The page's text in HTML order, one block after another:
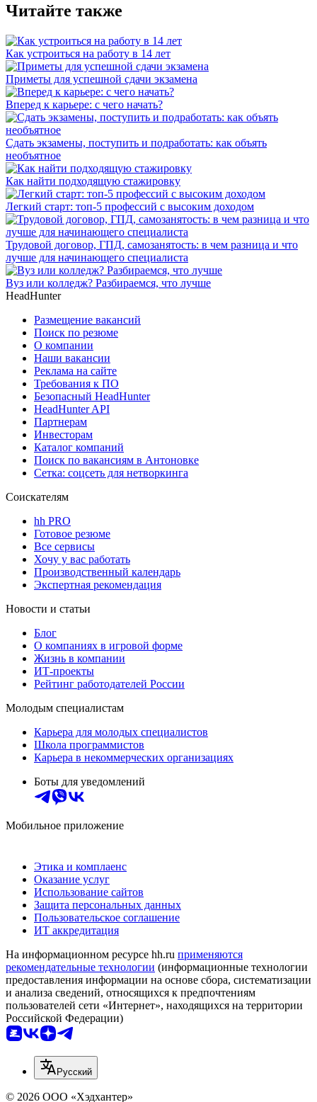
Читайте также
Как устроиться на работу в 14 лет
Приметы для успешной сдачи экзамена
Вперед к карьере: с чего начать?
Сдать экзамены, поступить и подработать: как объять
необъятное
Как найти подходящую стажировку
Легкий старт: топ-5 профессий с высоким доходом
Трудовой договор, ГПД, самозанятость: в чем разница и что
лучше для начинающего специалиста
Вуз или колледж? Разбираемся, что лучше
HeadHunter
Размещение вакансий
Поиск по резюме
О компании
Наши вакансии
Реклама на сайте
Требования к ПО
Безопасный HeadHunter
HeadHunter API
Партнерам
Инвесторам
Каталог компаний
Поиск по вакансиям в Антоновке
Сетка: соцсеть для нетворкинга
Соискателям
hh PRO
Готовое резюме
Все сервисы
Хочу у вас работать
Производственный календарь
Экспертная рекомендация
Новости и статьи
Блог
О компаниях в игровой форме
Жизнь в компании
ИТ-проекты
Рейтинг работодателей России
Молодым специалистам
Карьера для молодых специалистов
Школа программистов
Карьера в некоммерческих организациях
Боты для уведомлений
Мобильное приложение
Этика и комплаенс
Оказание услуг
Использование сайтов
Защита персональных данных
Пользовательское соглашение
ИТ аккредитация
На информационном ресурсе hh.ru применяются
рекомендательные технологии (информационные технологии
предоставления информации на основе сбора, систематизации
и анализа сведений, относящихся к предпочтениям
пользователей сети «Интернет», находящихся на территории
Российской Федерации)
Русский
© 2026 ООО «Хэдхантер»